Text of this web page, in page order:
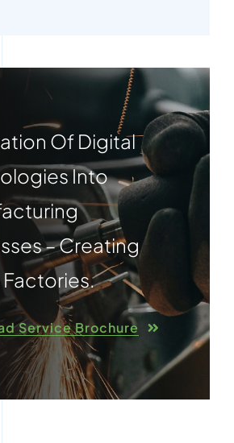
Of Digital
Into
– Creating
Factories.
Service Brochure